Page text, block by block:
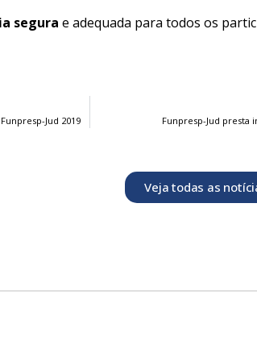
segura e adequada para todos os
Jud 2019 Funpresp-Jud
Veja todas as